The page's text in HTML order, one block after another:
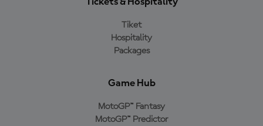
Tiket
Hospitality
Packages
Game Hub
MotoGP™ Fantasy
MotoGP™ Predictor